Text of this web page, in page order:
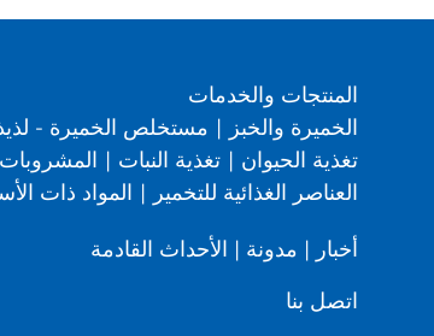
المنتجات والخدمات
الخميرة والخبز | مستخلص الخميرة -
تغذية الحيوان | تغذية النبات | المشروبات
العناصر الغذائية للتخمير | المواد ذات
أخبار | مدونة | الأحداث القادمة
اتصل بنا